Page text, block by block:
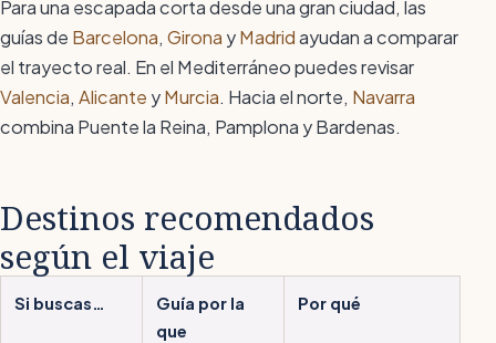
Para una escapada corta desde una gran ciudad, las
guías de Barcelona, Girona yMadridayudan a comparar
el trayecto real. En el Mediterráneo puedes revisar
Valencia, Alicante yMurcia. Hacia el norte, Navarra
combina Puente la Reina, Pamplona y Bardenas.
Destinos recomendados
según el viaje
Si buscas…
Guía por la
que
Por qué